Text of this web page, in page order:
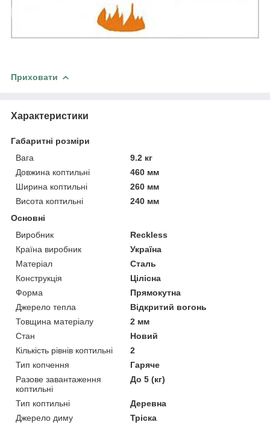
Приховати
Характеристики
Габаритні розміри
Вага
9.2 кг
Довжина коптильні
460 мм
Ширина коптильні
260 мм
Висота коптильні
240 мм
Основні
Виробник
Reckless
Країна виробник
Україна
Матеріал
Сталь
Конструкція
Цілісна
Форма
Прямокутна
Джерело тепла
Відкритий вогонь
Товщина матеріалу
2 мм
Стан
Новий
Кількість рівнів коптильні
2
Тип копчення
Гаряче
Разове завантаження
коптильні
До 5 (кг)
Тип коптильні
Деревна
Джерело диму
Тріска